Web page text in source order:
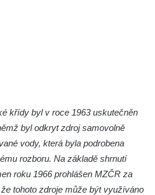
Seleška
vrchem u
Radovič u
křídy byl v roce 1963 uskutečněn
byl odkryt zdroj samovolně
vody, která byla podrobena
rozboru. Na základě shrnutí
roku 1966 prohlášen MZČR za
tohoto zdroje může být využíváno